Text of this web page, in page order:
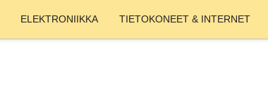
ELEKTRONIIKKA TIETOKONEET & INTERNET